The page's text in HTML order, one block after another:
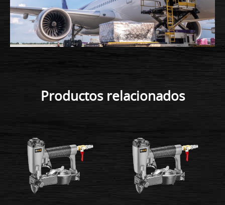
Productos relacionados